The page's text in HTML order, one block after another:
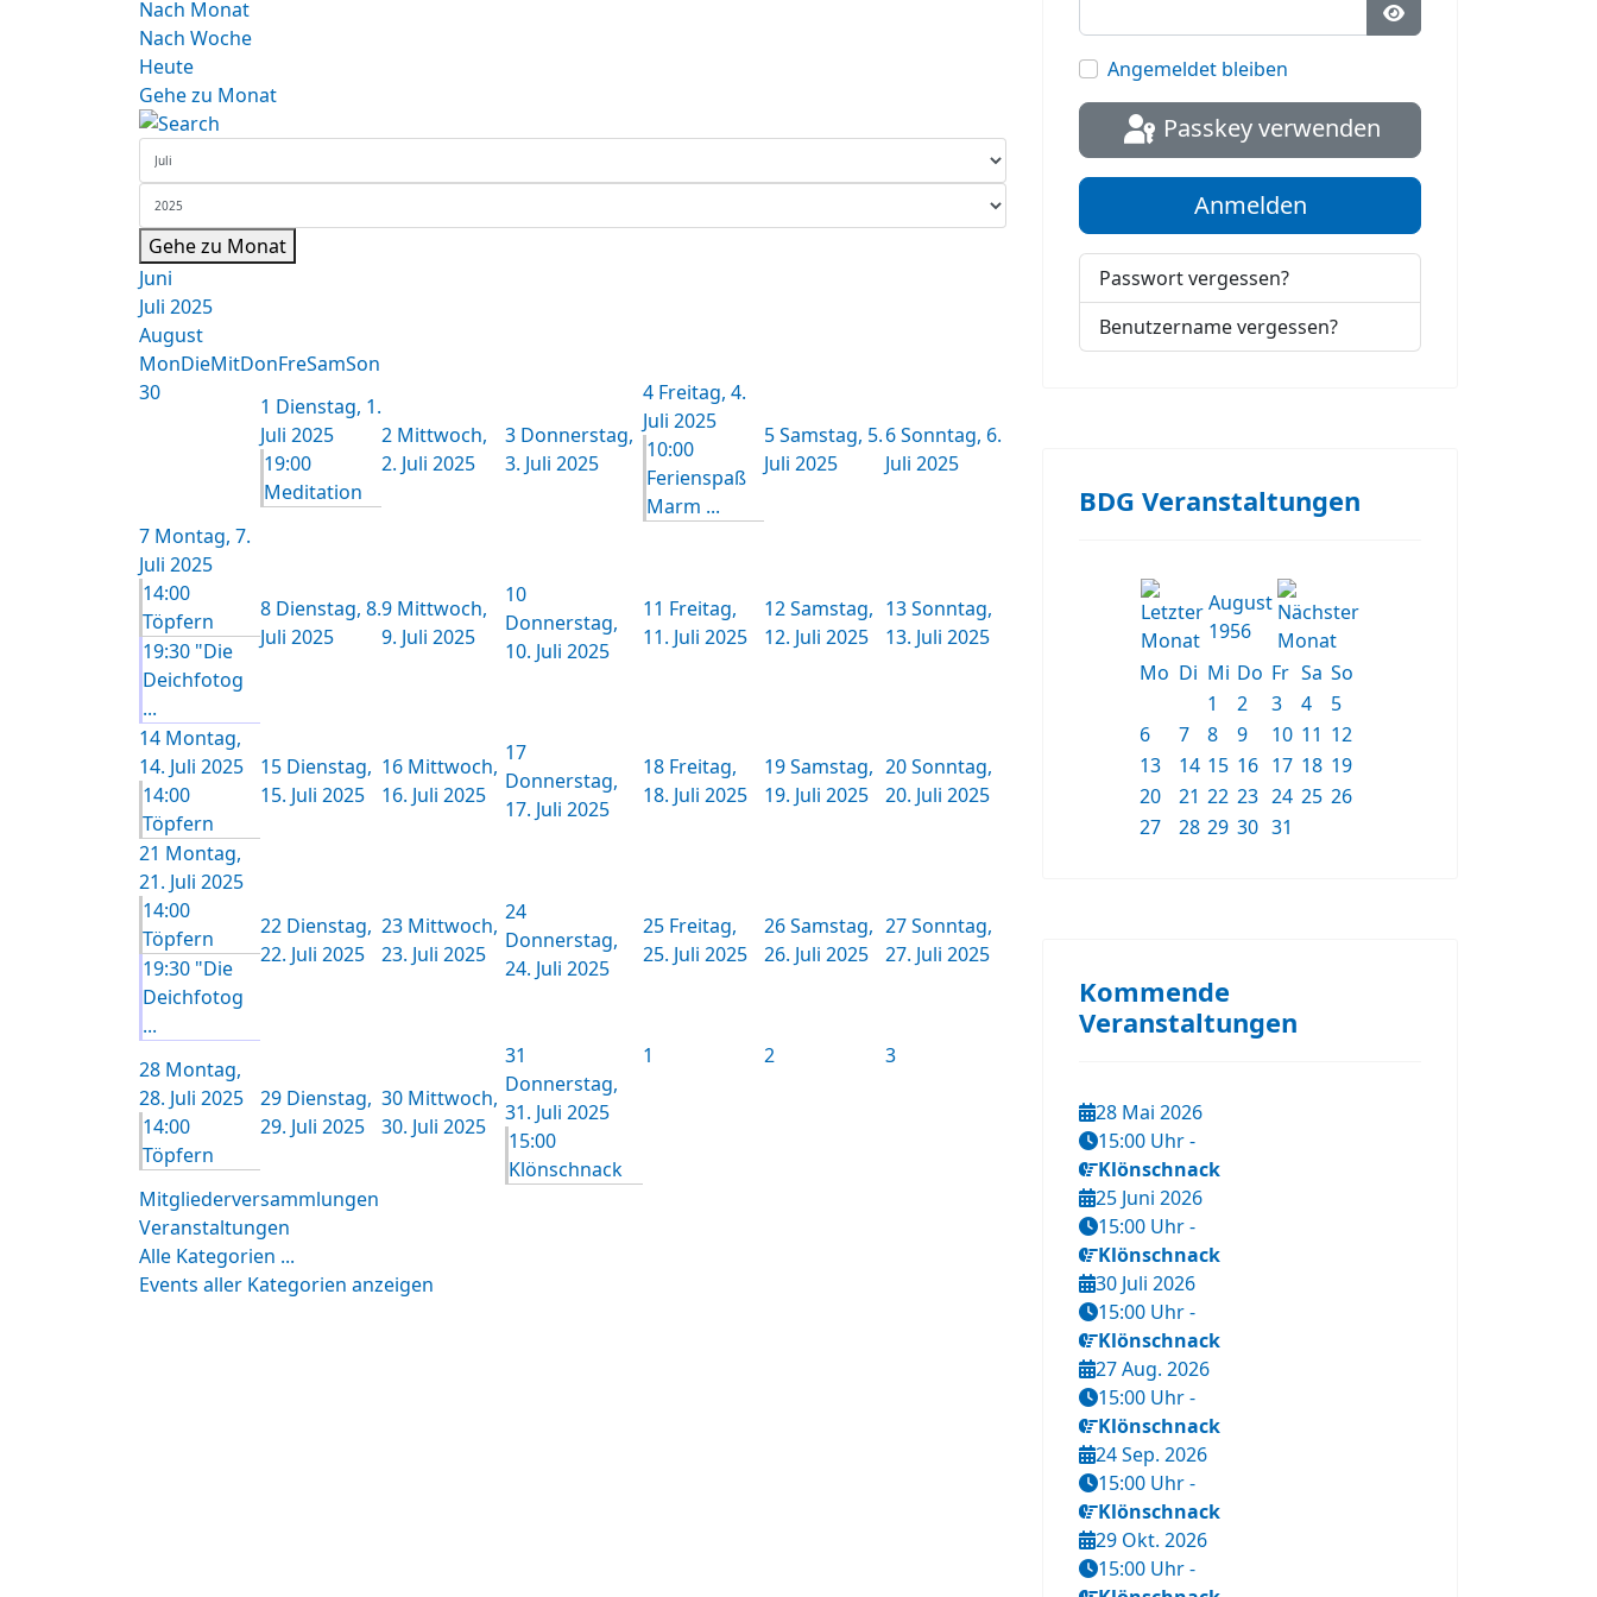
Nach Monat
Nach Woche
Heute
Gehe zu Monat
Gehe zu Monat
Juni
Juli 2025
August
MonDieMitDonFreSamSon
30
1 Dienstag, 1.
Juli 2025
19:00
Meditation
2 Mittwoch,
2. Juli 2025
3 Donnerstag,
3. Juli 2025
4 Freitag, 4.
Juli 2025
10:00
Ferienspaß
Marm ...
5Samstag, 5.
Juli 2025
6Sonntag, 6.
Juli 2025
7 Montag, 7.
Juli 2025
14:00
Töpfern
19:30 "Die
Deichfotog
...
8 Dienstag, 8.
Juli 2025
9 Mittwoch,
9. Juli 2025
10
Donnerstag,
10. Juli 2025
11 Freitag,
11. Juli 2025
12Samstag,
12. Juli 2025
13Sonntag,
13. Juli 2025
14 Montag,
14. Juli 2025
14:00
Töpfern
15 Dienstag,
15. Juli 2025
16 Mittwoch,
16. Juli 2025
17
Donnerstag,
17. Juli 2025
18 Freitag,
18. Juli 2025
19Samstag,
19. Juli 2025
20Sonntag,
20. Juli 2025
21 Montag,
21. Juli 2025
14:00
Töpfern
19:30 "Die
Deichfotog
...
22 Dienstag,
22. Juli 2025
23 Mittwoch,
23. Juli 2025
24
Donnerstag,
24. Juli 2025
25 Freitag,
25. Juli 2025
26Samstag,
26. Juli 2025
27Sonntag,
27. Juli 2025
28 Montag,
28. Juli 2025
14:00
Töpfern
29 Dienstag,
29. Juli 2025
30 Mittwoch,
30. Juli 2025
31
Donnerstag,
31. Juli 2025
15:00
Klönschnack
1 2 3
Mitgliederversammlungen
Veranstaltungen
Alle Kategorien ...
Events aller Kategorien anzeigen
Passwort anzeigen
Angemeldet bleiben
Passkey verwenden
Anmelden
Passwort vergessen?
Benutzername vergessen?
BDG Veranstaltungen
August
1956
Mo Di Mi Do Fr Sa So
1
2 3 4
5
6
7 8 9 10 11 12
13
14 15 16 17 18 19
20
21 22 23 24 25 26
27
28 29 30 31
Kommende
Veranstaltungen
28 Mai 2026
15:00 Uhr-
Klönschnack
25 Juni 2026
15:00 Uhr-
Klönschnack
30 Juli 2026
15:00 Uhr-
Klönschnack
27 Aug. 2026
15:00 Uhr-
Klönschnack
24 Sep. 2026
15:00 Uhr-
Klönschnack
29 Okt. 2026
15:00 Uhr-